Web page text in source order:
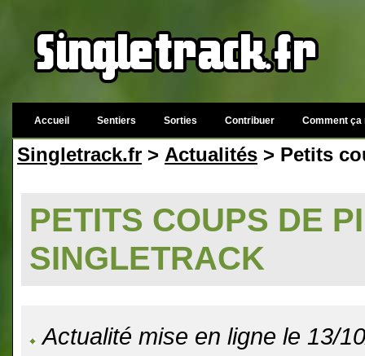
Accueil Sentiers Sorties Contribuer Comment ça
Singletrack.fr > Actualités > Petits
PETITS COUPS DE
SINGLETRACK
Actualité mise en ligne le 13/